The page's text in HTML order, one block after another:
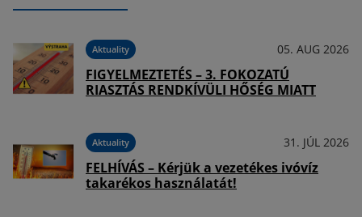
Aktuality 05. AUG 2026
FIGYELMEZTETÉS – 3. FOKOZATÚ
RIASZTÁS RENDKÍVÜLI HŐSÉG MIATT
Aktuality 31. JÚL 2026
FELHÍVÁS – Kérjük a vezetékes ivóvíz
takarékos használatát!